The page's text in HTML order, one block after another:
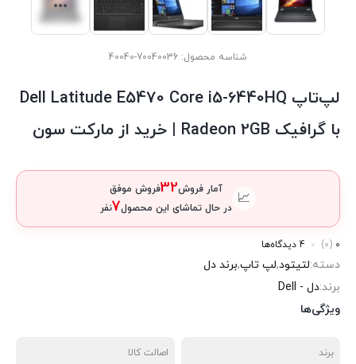
شناسه محصول: 70040036-40040
لپ‌تاپ Dell Latitude E5470 Core i5-6440HQ
با گرافیک Radeon 2GB | خرید از مارکت سون
📈
آمار فروش32فروش موفق
در حال تماشای این محصول7نفر
0
(0) 4 دیدگاه‌ها
دسته:لتیتود,لپ تاپ,برند دل
برند:دل - Dell
ویژگی‌ها
برند اصالت کالا